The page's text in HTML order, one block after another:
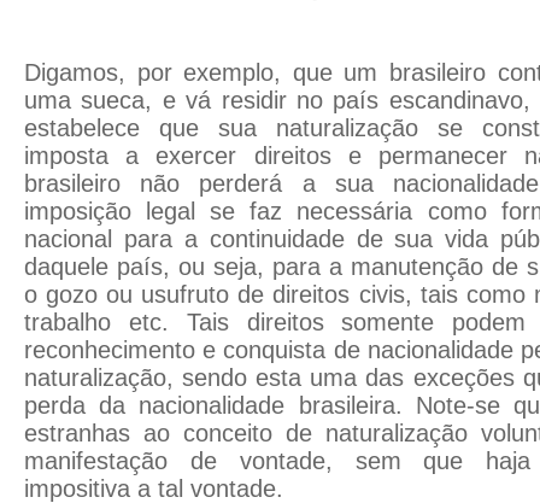
Digamos, por exemplo, que um brasileiro
uma sueca, e vá residir no país escandinavo,
estabelece que sua naturalização se
imposta a exercer direitos e permanecer
brasileiro não perderá a sua
imposição legal se faz necessária como
nacional para a continuidade de sua vida
daquele país, ou seja, para a manutenção de
o gozo ou usufruto de direitos civis, tais como
trabalho etc. Tais direitos somente
reconhecimento e conquista de nacionalidade
naturalização, sendo esta uma das exceções
perda da nacionalidade brasileira. Note-se
estranhas ao conceito de naturalização
manifestação de vontade, sem que haja
impositiva a tal vontade.